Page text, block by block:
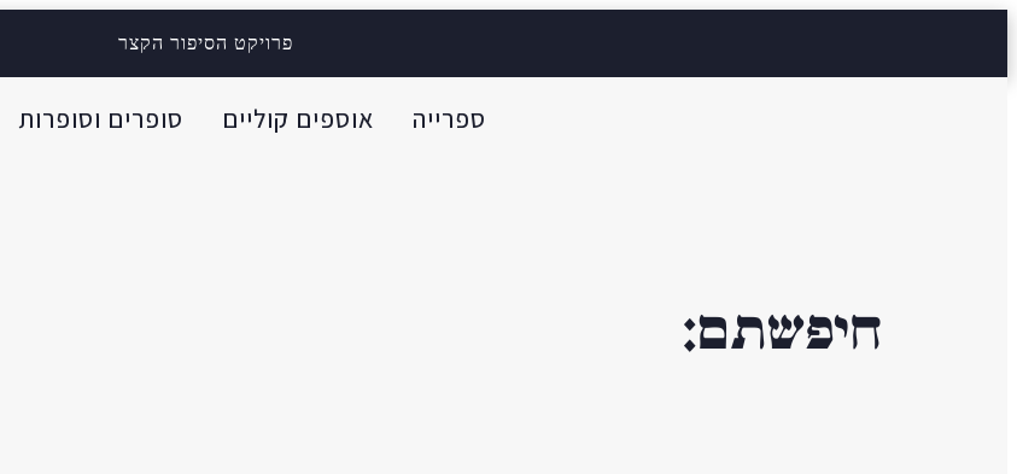
פרויקט הסיפור הקצר
ספרייה אוספים קוליים סופרים וסופרות
חיפשתם: